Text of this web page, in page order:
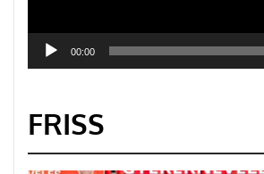
00:00
FRISS